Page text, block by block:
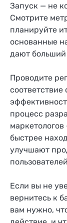
Запуск — не
Смотрите
планируйте
основанные
дают
Проводите
соответствие
процесс
быстрее
улучшают
Если вы не
вернитесь к
вам нужно,